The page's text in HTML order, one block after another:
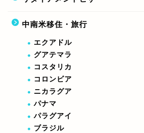
中南米移住・旅行
エクアドル
グアテマラ
コスタリカ
コロンビア
ニカラグア
パナマ
パラグアイ
ブラジル